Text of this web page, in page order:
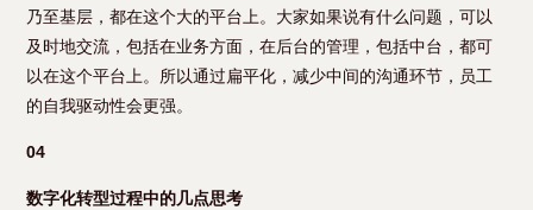
乃至基层，都在这个大的平台上。大家如果说有什么问题，可以
及时地交流，包括在业务方面，在后台的管理，包括中台，都可
以在这个平台上。所以通过扁平化，减少中间的沟通环节，员工
的自我驱动性会更强。
04
数字化转型过程中的几点思考